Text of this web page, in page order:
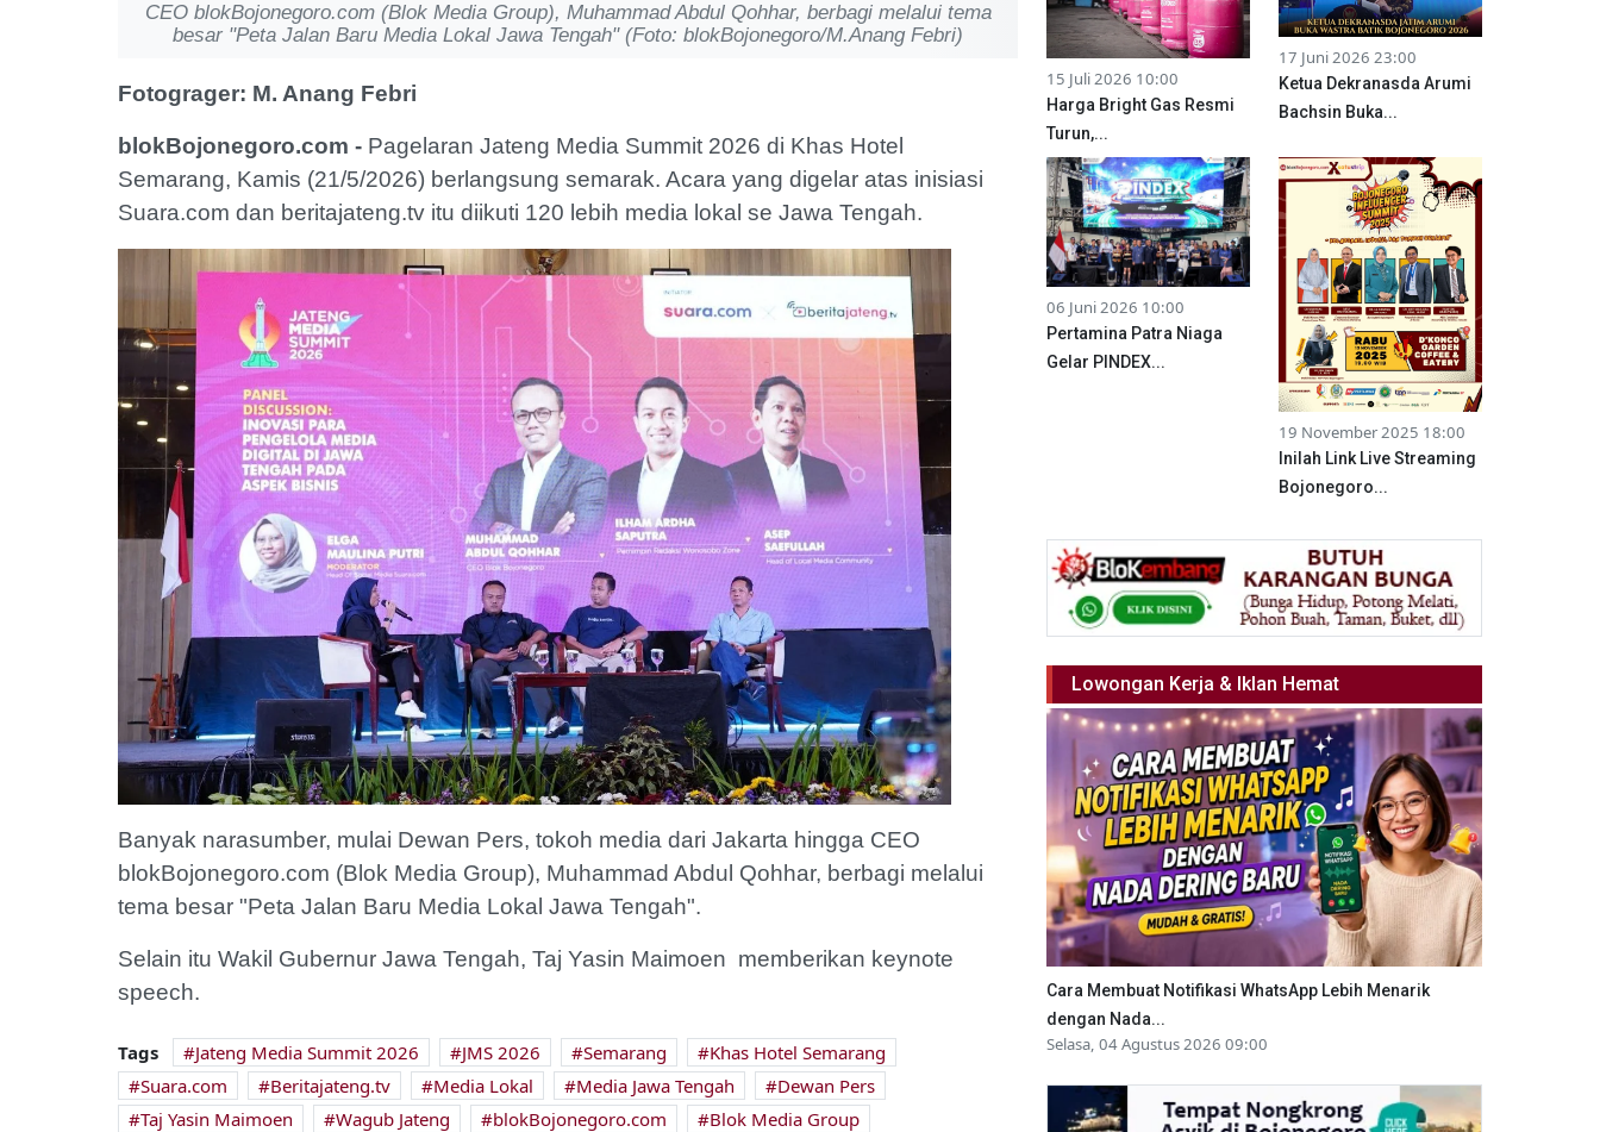
CEO blokBojonegoro.com (Blok Media Group), Muhammad Abdul Qohhar, berbagi melalui tema
besar "Peta Jalan Baru Media Lokal Jawa Tengah" (Foto: blokBojonegoro/M.Anang Febri)
Fotograger: M. Anang Febri
blokBojonegoro.com - Pagelaran Jateng Media Summit 2026 di Khas Hotel
Semarang, Kamis (21/5/2026) berlangsung semarak. Acara yang digelar atas inisiasi
Suara.com dan beritajateng.tv itu diikuti 120 lebih media lokal se Jawa Tengah.
Banyak narasumber, mulai Dewan Pers, tokoh media dari Jakarta hingga CEO
blokBojonegoro.com (Blok Media Group), Muhammad Abdul Qohhar, berbagi melalui
tema besar "Peta Jalan Baru Media Lokal Jawa Tengah".
Selain itu Wakil Gubernur Jawa Tengah, Taj Yasin Maimoen memberikan keynote
speech.
Tags Jateng Media Summit 2026 JMS 2026 Semarang
Khas Hotel Semarang
Suara.com
Beritajateng.tv Media Lokal Media Jawa Tengah
Dewan Pers
Taj Yasin Maimoen
Wagub Jateng blokBojonegoro.com
Blok Media Group
15 Juli 2026 10:00
Harga Bright Gas Resmi
Turun,...
17 Juni 2026 23:00
Ketua Dekranasda Arumi
Bachsin Buka...
06 Juni 2026 10:00
Pertamina Patra Niaga
Gelar PINDEX...
19 November 2025 18:00
Inilah Link Live Streaming
Bojonegoro...
Lowongan Kerja & Iklan Hemat
Cara Membuat Notifikasi WhatsApp Lebih Menarik
dengan Nada...
Selasa, 04 Agustus 2026 09:00